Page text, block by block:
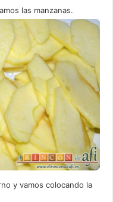
las manzanas.
y vamos colocando la